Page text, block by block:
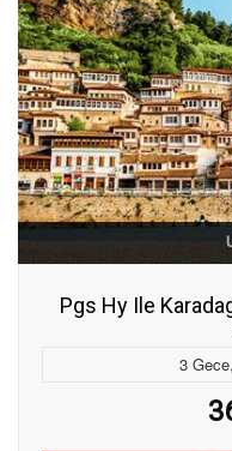
Pgs Hy Ile
3 Gece,